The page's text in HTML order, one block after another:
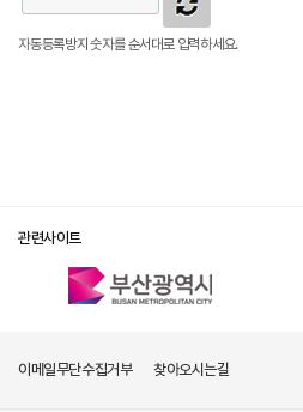
자동등록방지 숫자를 순서대로 입력하세요.
관련사이트
이메일무단수집거부 찾아오시는길